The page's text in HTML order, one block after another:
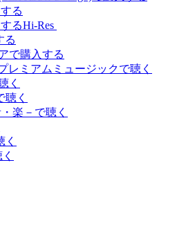
Hi-Res